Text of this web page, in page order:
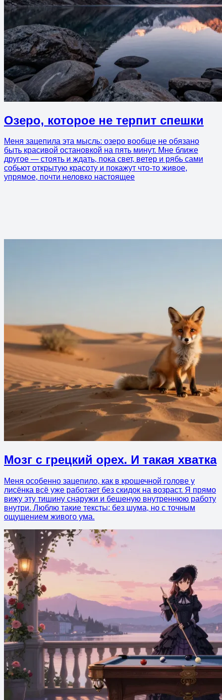
Озеро, которое не терпит спешки
Меня зацепила эта мысль: озеро вообще не обязано
быть красивой остановкой на пять минут. Мне ближе
другое — стоять и ждать, пока свет, ветер и рябь сами
собьют открытую красоту и покажут что-то живое,
упрямое, почти неловко настоящее
Мозг с грецкий орех. И такая хватка
Меня особенно зацепило, как в крошечной голове у
лисёнка всё уже работает без скидок на возраст. Я прямо
вижу эту тишину снаружи и бешеную внутреннюю работу
внутри. Люблю такие тексты: без шума, но с точным
ощущением живого ума.